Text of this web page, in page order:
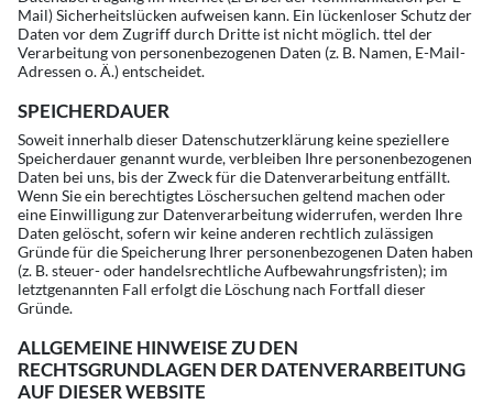
Mail) Sicherheitslücken aufweisen kann. Ein lückenloser Schutz der
Daten vor dem Zugriff durch Dritte ist nicht möglich. ttel der
Verarbeitung von personenbezogenen Daten (z. B. Namen, E-Mail-
Adressen o. Ä.) entscheidet.
SPEICHERDAUER
Soweit innerhalb dieser Datenschutzerklärung keine speziellere
Speicherdauer genannt wurde, verbleiben Ihre personenbezogenen
Daten bei uns, bis der Zweck für die Datenverarbeitung entfällt.
Wenn Sie ein berechtigtes Löschersuchen geltend machen oder
eine Einwilligung zur Datenverarbeitung widerrufen, werden Ihre
Daten gelöscht, sofern wir keine anderen rechtlich zulässigen
Gründe für die Speicherung Ihrer personenbezogenen Daten haben
(z. B. steuer- oder handelsrechtliche Aufbewahrungsfristen); im
letztgenannten Fall erfolgt die Löschung nach Fortfall dieser
Gründe.
ALLGEMEINE HINWEISE ZU DEN
RECHTSGRUNDLAGEN DER DATENVERARBEITUNG
AUF DIESER WEBSITE